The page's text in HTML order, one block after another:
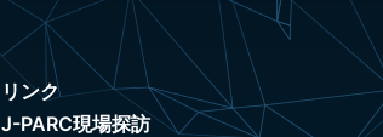
リンク
J-PARC現場探訪